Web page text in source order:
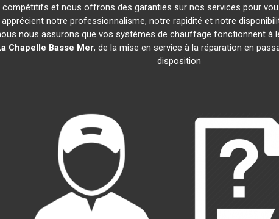
et nous offrons des garanties sur nos services pour
notre professionnalisme, notre rapidité et notre
nous assurons que vos systèmes de chauffage fonctionnent à
Chapelle Basse Mer, de la mise en service à la réparation en
disposition